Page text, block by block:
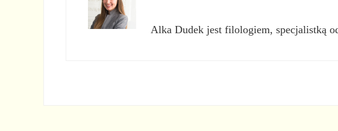
Alka Dudek jest filologiem, specjalistką